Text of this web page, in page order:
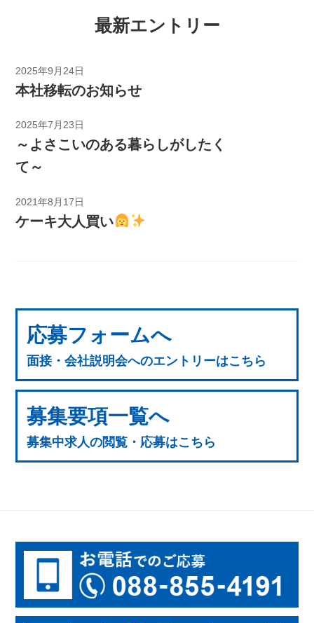
最新エントリー
2025年9月24日
本社移転のお知らせ
2025年7月23日
～よさこいのある暮らしがしたく
て～
2021年8月17日
ケーキ大人買い
応募フォームへ
面接・会社説明会へのエントリーはこちら
募集要項一覧へ
募集中求人の閲覧・応募はこちら